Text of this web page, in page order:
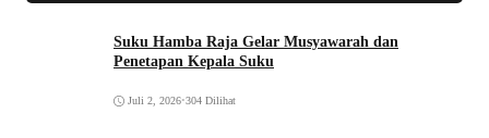
Suku Hamba Raja Gelar Musyawarah dan
Penetapan Kepala Suku
Juli 2, 2026•304 Dilihat